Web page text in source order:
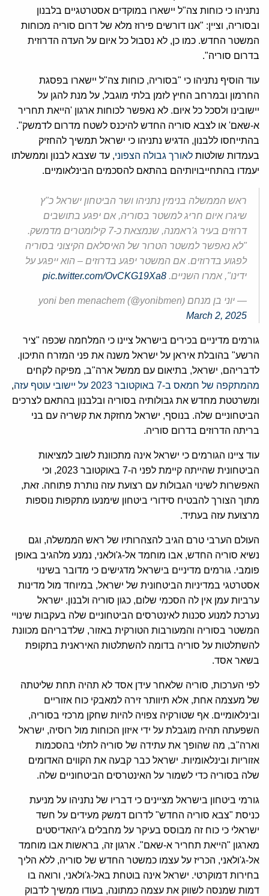
נתניהו כי כוחות צה"ל יישארו במוקדים אסטרטגיים בלבנון
ובסוריה, וציין: "אנו דורשים פירוז מלא של דרום סוריה מכוחות
המשטר החדש. כמו כן, לא נסבול כל איום על העדה הדרוזית
בדרום סוריה".
עוד הוסיף נתניהו כי "בסוריה, כוחות צה"ל יישארו בפסגת
החרמון ובמרחב החיץ לזמן בלתי מוגבל, על מנת להגן על
יישובינו ולסכל כל איום. לא נאפשר לכוחות ארגון 'הייאת תחריר
א-שאם' או לצבא סוריה החדש להיכנס לשטח מדרום לדמשק".
בהתייחסו ללבנון, הדגיש נתניהו כי ישראל תמשיך להחזיק
בעמדות שולטות לאורך גבולה הצפוני, עד שצבא לבנון וממשלתו
יעמדו בהתחייבויותיהם בהתאם להסכמים הבינלאומיים.
ראש הממשלה בנימין נתניהו ושר הביטחון ישראל כ"ץ
שיגרו איום חריג למשטר בסוריה, אם יפגע בתושבים
דרוזים בעיר ג'ראמנה, שנמצאת כ-7 קילומטרים מדמשק.
"לא נאפשר למשטר הטרור של האיסלאם הקיצוני בסוריה
לפגוע בדרוזים. אם המשטר יפגע בדרוזים – הוא ייפגע על
ידינו", אמרו השניים. pic.twitter.com/OvCKG19Xa8
— יוני בן מנחם yoni ben menachem (@yonibmen)
March 2, 2025
גורמים מדיניים בכירים בישראל ציינו כי המלחמה שכפה "ציר
הרשע" בהובלת איראן על ישראל משנה את פני המזרח התיכון.
לדבריהם, ישראל, בתיאום עם ממשל ארה"ב, מפיקה לקחים
מהמתקפה של חמאס ב-7 באוקטובר 2023 על יישובי עוטף עזה
,
ומשרטטת מחדש את גבולותיה בסוריה ובלבנון בהתאם לצרכים
הביטחוניים שלה. בנוסף, ישראל מחזקת את קשריה עם בני
בריתה הדרוזים בדרום סוריה.
עוד ציינו הגורמים כי ישראל אינה מתכוונת לשוב למציאות
הביטחונית שהייתה קיימת לפני ה-7 באוקטובר 2023, וכי
האפשרות לשינוי הגבולות עם רצועת עזה נותרת פתוחה. זאת,
מתוך הצורך להבטיח סידורי ביטחון שימנעו מתקפות נוספות
מרצועת עזה בעתיד.
העולם הערבי טרם הגיב להצהרותיו של ראש הממשלה, וגם
נשיא סוריה החדש, אבו מוחמד אל-ג'ולאני, נמנע מלהגיב באופן
פומבי. גורמים מדיניים בישראל מדגישים כי מדובר בשינוי
אסטרטגי במדיניות הביטחונית של ישראל, במיוחד מול מדינות
ערביות עמן אין לה הסכמי שלום, כגון סוריה ולבנון. ישראל
נערכת למנוע סכנות לאינטרסים הביטחוניים שלה בעקבות שינויי
המשטר בסוריה והמעורבות הטורקית באזור, שלדבריהם מכוונת
להשתלטות על סוריה בדומה להשתלטות האיראנית בתקופת
בשאר אסד.
לפי הערכות, סוריה שלאחר עידן אסד לא תהיה תחת שליטתה
של מעצמה אחת, אלא תיוותר זירה למאבקי כוח אזוריים
ובינלאומיים. אף שטורקיה צפויה להיות שחקן מרכזי בסוריה,
השפעתה תהיה מוגבלת על ידי איזון הכוחות מול רוסיה, ישראל
וארה"ב, מה שהופך את עתידה של סוריה לתלוי בהסכמות
אזוריות ובינלאומיות. ישראל כבר קבעה את הקווים האדומים
שלה בסוריה כדי לשמור על האינטרסים הביטחוניים שלה.
גורמי ביטחון בישראל מציינים כי דבריו של נתניהו על מניעת
כניסת "צבא סוריה החדש" לדרום דמשק מעידים על חשד
ישראלי כי כוח זה מבוסס בעיקר על מחבלים ג'יהאדיסטים
מארגון "הייאת תחריר א-שאם". ארגון זה, בראשות אבו מוחמד
אל-ג'ולאני, הכריז על עצמו כמשטר החדש של סוריה, ללא הליך
בחירות דמוקרטי. ישראל אינה בוטחת באל-ג'ולאני, ורואה בו
דמות שמנסה לשווק את עצמה כמתונה, בעודו ממשיך לדבוק